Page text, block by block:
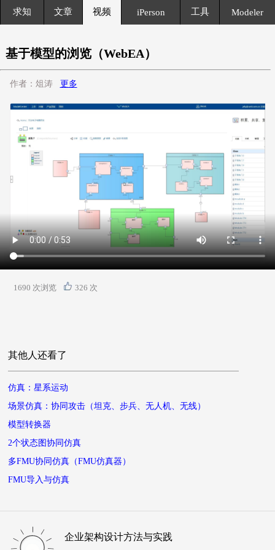
求知 文章 视频 iPerson 工具 Modeler
基于模型的浏览（WebEA）
作者：俎涛 更多
1690 次浏览 326 次
其他人还看了
仿真：星系运动
场景仿真：协同攻击（坦克、步兵、无人机、无线）
模型转换器
2个状态图协同仿真
多FMU协同仿真（FMU仿真器）
FMU导入与仿真